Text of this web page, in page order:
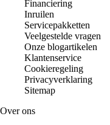
Financiering
Inruilen
Servicepakketten
Veelgestelde vragen
Onze blogartikelen
Klantenservice
Cookieregeling
Privacyverklaring
Sitemap
Over ons